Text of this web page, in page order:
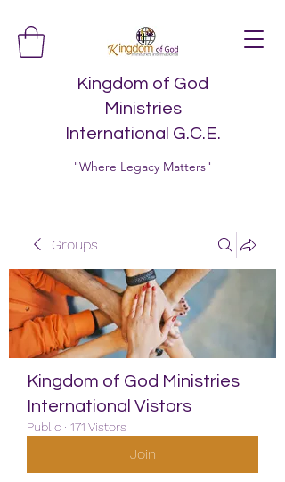
Kingdom of God
Ministries
International G.C.E.
"Where Legacy Matters"
Groups
Kingdom of God Ministries
International Vistors
Public · 171 Vistors
Join